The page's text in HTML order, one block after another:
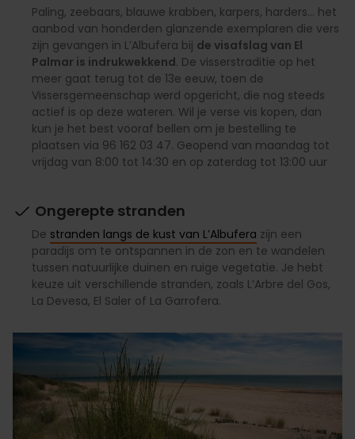
Paling, zeebaars, blauwe krabben, karpers, harders… het
aanbod van honderden glanzende exemplaren die vers
zijn gevangen in L’Albufera bij de visafslag van El
Palmar is indrukwekkend. De visserstraditie op het
meer gaat terug tot de 13e eeuw, toen de
Vissersgemeenschap werd opgericht, die nog steeds
actief is op deze wateren. Wil je verse vis kopen, dan
kun je het best vooraf bellen om je bestelling te
plaatsen via 96 162 03 47. Geopend van maandag tot
vrijdag van 8:00 tot 14:30 en op zaterdag tot 13:00 uur
Ongerepte stranden
De stranden langs de kust van L’Albufera zijn een
paradijs om te ontspannen in de zon en te wandelen
tussen natuurlijke duinen en ruige vegetatie. Je hebt
keuze uit verschillende stranden, zoals L’Arbre del Gos,
La Devesa, El Saler of La Garrofera.